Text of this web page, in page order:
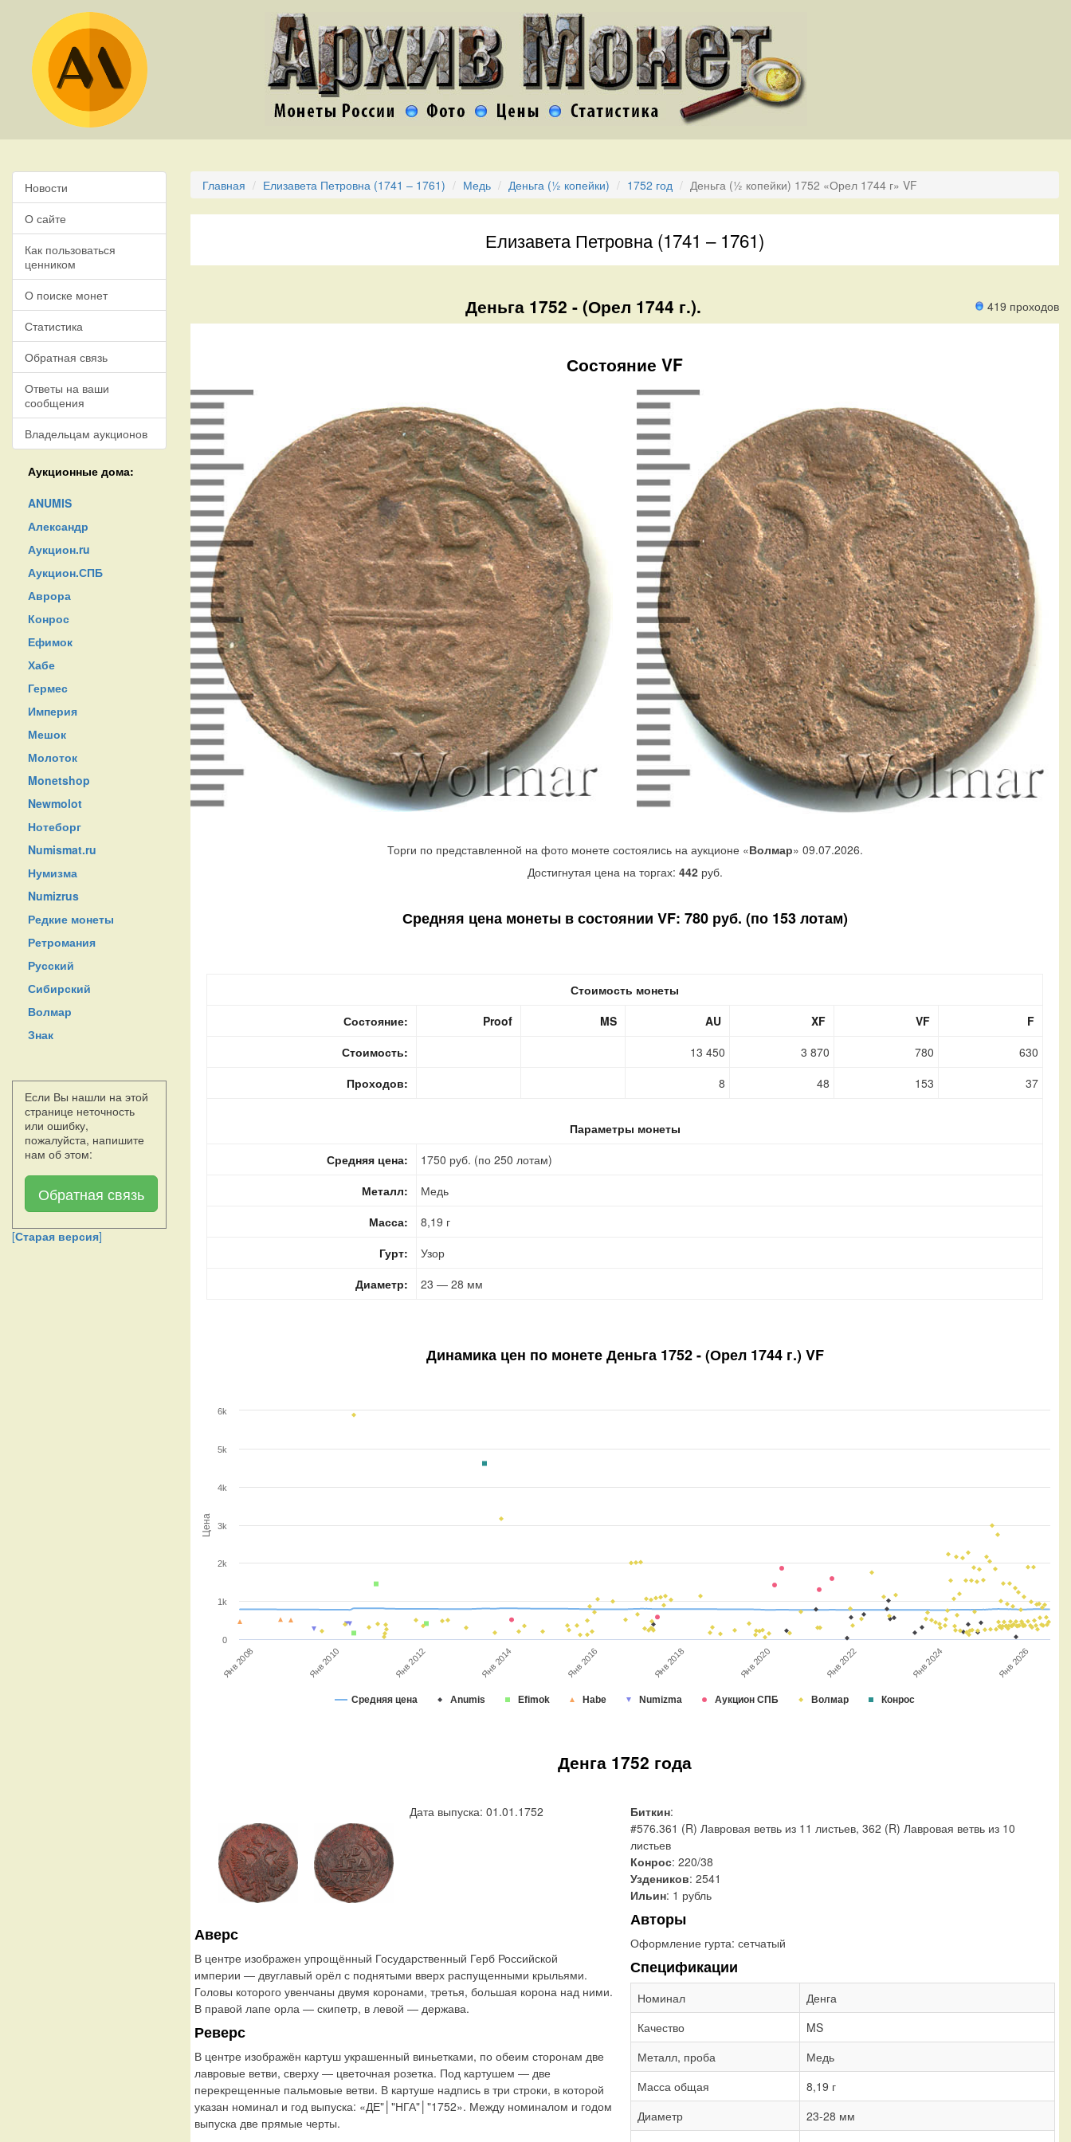
Новости
О сайте
Как пользоваться
ценником
О поиске монет
Статистика
Обратная связь
Ответы на ваши
сообщения
Владельцам аукционов
Аукционные дома:
ANUMIS
Александр
Аукцион.ru
Аукцион.СПБ
Аврора
Конрос
Ефимок
Хабе
Гермес
Империя
Мешок
Молоток
Monetshop
Newmolot
Нотеборг
Numismat.ru
Нумизма
Numizrus
Редкие монеты
Ретромания
Русский
Сибирский
Волмар
Знак
Если Вы нашли на этой
странице неточность
или ошибку,
пожалуйста, напишите
нам об этом:
Обратная связь
[Старая версия]
Главная Елизавета Петровна (1741 – 1761) Медь Деньга (½ копейки) 1752 год Деньга (½ копейки) 1752 «Орел 1744 г» VF
Елизавета Петровна (1741 – 1761)
419 проходов
Деньга 1752 - (Орел 1744 г.).
Состояние VF
Торги по представленной на фото монете состоялись на аукционе «Волмар» 09.07.2026.
Достигнутая цена на торгах: 442руб.
Средняя цена монеты в состоянии VF: 780 руб. (по 153 лотам)
Стоимость монеты
Состояние:
Proof MS AU XF VF
F
Стоимость:
13 450 3 870 780
630
Проходов:
8 48 153 37
Параметры монеты
Средняя цена:
1750 руб. (по 250 лотам)
Металл:
Медь
Масса:
8,19 г
Гурт:
Узор
Диаметр:
23 — 28 мм
Динамика цен по монетеДеньга 1752 - (Орел 1744 г.) VF
Цена
Средняя цена Anumis Efimok Habe Numizma Аукцион СПБ Волмар Конрос
Янв 2008 Янв 2010 Янв 2012 Янв 2014 Янв 2016 Янв 2018 Янв 2020 Янв 2022 Янв 2024 Янв 2026
0
1k
2k
3k
4k
5k
6k
Денга 1752 года
Дата выпуска: 01.01.1752
Аверс
В центре изображен упрощённый Государственный Герб Российской
империи — двуглавый орёл с поднятыми вверх распущенными крыльями.
Головы которого увенчаны двумя коронами, третья, большая корона над ними.
В правой лапе орла — скипетр, в левой — держава.
Реверс
В центре изображён картуш украшенный виньетками, по обеим сторонам две
лавровые ветви, сверху — цветочная розетка. Под картушем — две
перекрещенные пальмовые ветви. В картуше надпись в три строки, в которой
указан номинал и год выпуска: «ДЕ"│"НГА"│"1752». Между номиналом и годом
выпуска две прямые черты.
Биткин:
#576.361 (R) Лавровая ветвь из 11 листьев, 362 (R) Лавровая ветвь из 10
листьев
Конрос: 220/38
Уздеников: 2541
Ильин: 1 рубль
Авторы
Оформление гурта: сетчатый
Спецификации
Номинал
Денга
Качество
MS
Металл, проба
Медь
Масса общая
8,19 г
Диаметр
23-28 мм